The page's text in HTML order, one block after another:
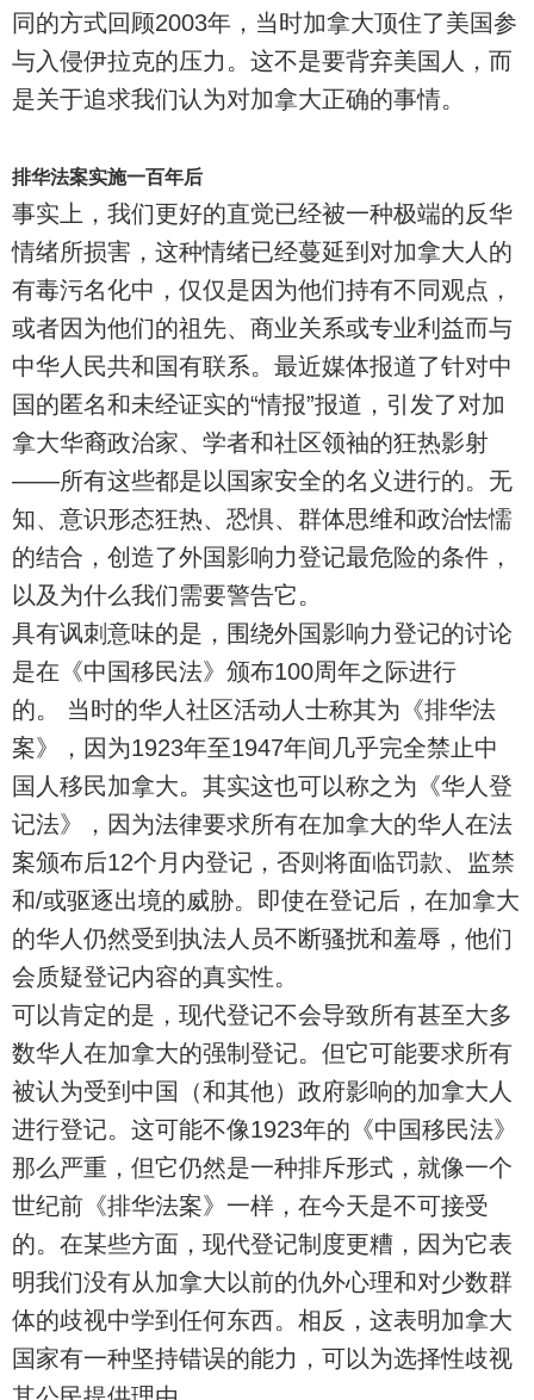
同的方式回顾2003年，当时加拿大顶住了美国参
与入侵伊拉克的压力。这不是要背弃美国人，而
是关于追求我们认为对加拿大正确的事情。
排华法案实施一百年后
事实上，我们更好的直觉已经被一种极端的反华
情绪所损害，这种情绪已经蔓延到对加拿大人的
有毒污名化中，仅仅是因为他们持有不同观点，
或者因为他们的祖先、商业关系或专业利益而与
中华人民共和国有联系。最近媒体报道了针对中
国的匿名和未经证实的“情报”报道，引发了对加
拿大华裔政治家、学者和社区领袖的狂热影射
——所有这些都是以国家安全的名义进行的。无
知、意识形态狂热、恐惧、群体思维和政治怯懦
的结合，创造了外国影响力登记最危险的条件，
以及为什么我们需要警告它。
具有讽刺意味的是，围绕外国影响力登记的讨论
是在《中国移民法》颁布100周年之际进行
的。 当时的华人社区活动人士称其为《排华法
案》，因为1923年至1947年间几乎完全禁止中
国人移民加拿大。其实这也可以称之为《华人登
记法》，因为法律要求所有在加拿大的华人在法
案颁布后12个月内登记，否则将面临罚款、监禁
和/或驱逐出境的威胁。即使在登记后，在加拿大
的华人仍然受到执法人员不断骚扰和羞辱，他们
会质疑登记内容的真实性。
可以肯定的是，现代登记不会导致所有甚至大多
数华人在加拿大的强制登记。但它可能要求所有
被认为受到中国（和其他）政府影响的加拿大人
进行登记。这可能不像1923年的《中国移民法》
那么严重，但它仍然是一种排斥形式，就像一个
世纪前《排华法案》一样，在今天是不可接受
的。在某些方面，现代登记制度更糟，因为它表
明我们没有从加拿大以前的仇外心理和对少数群
体的歧视中学到任何东西。相反，这表明加拿大
国家有一种坚持错误的能力，可以为选择性歧视